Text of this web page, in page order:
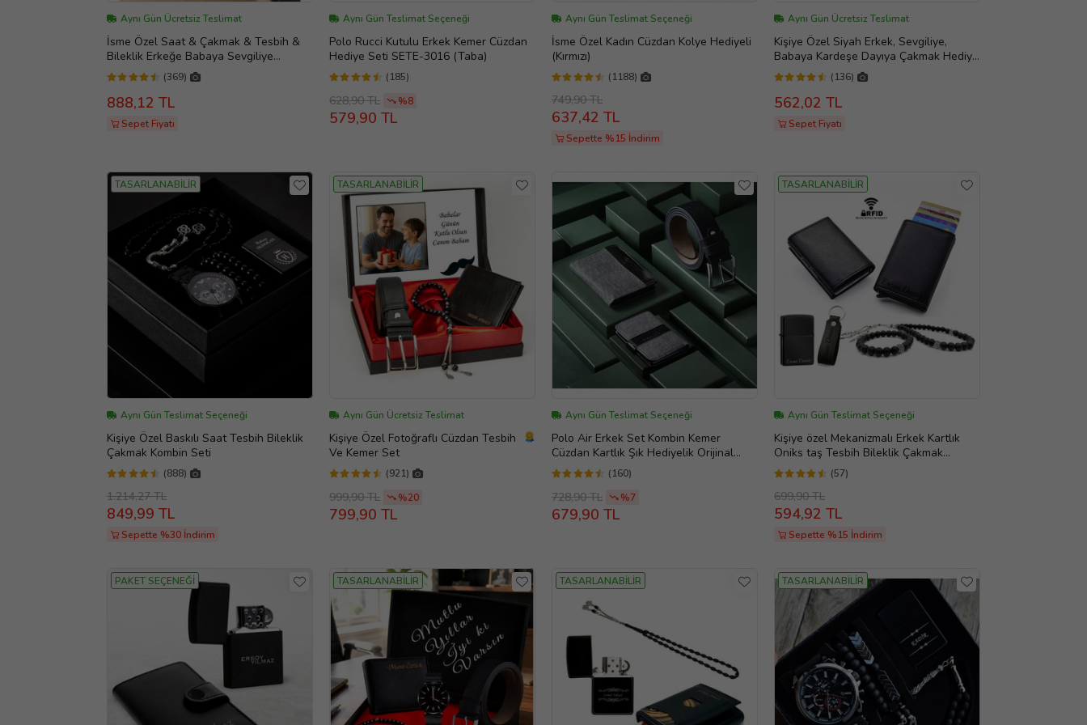
Aynı Gün Ücretsiz Teslimat
İsme Özel Saat & Çakmak & Tesbih &
Bileklik Erkeğe Babaya Sevgiliye
Öğretmene Hediye Seti (Siyah)
(369)
888,12 TL
Sepet Fiyatı
Aynı Gün Teslimat Seçeneği
Polo Rucci Kutulu Erkek Kemer Cüzdan
Hediye Seti SETE-3016 (Taba)
(185)
628,90 TL %8
579,90 TL
Aynı Gün Teslimat Seçeneği
İsme Özel Kadın Cüzdan Kolye Hediyeli
(Kırmızı)
(1188)
749,90 TL
637,42 TL
Sepette %15 İndirim
Aynı Gün Ücretsiz Teslimat
Kişiye Özel Siyah Erkek, Sevgiliye,
Babaya Kardeşe Dayıya Çakmak Hediye
Seti
(136)
562,02 TL
Sepet Fiyatı
TASARLANABİLİR
Aynı Gün Teslimat Seçeneği
Kişiye Özel Baskılı Saat Tesbih Bileklik
Çakmak Kombin Seti
(888)
1.214,27 TL
849,99 TL
Sepette %30 İndirim
TASARLANABİLİR
Aynı Gün Ücretsiz Teslimat
Kişiye Özel Fotoğraflı Cüzdan Tesbih
Ve Kemer Set
(921)
999,90 TL %20
799,90 TL
Aynı Gün Teslimat Seçeneği
Polo Air Erkek Set Kombin Kemer
Cüzdan Kartlık Şık Hediyelik Orijinal
Kutusunda M-10-Gx
(160)
728,90 TL %7
679,90 TL
TASARLANABİLİR
Aynı Gün Teslimat Seçeneği
Kişiye özel Mekanizmalı Erkek Kartlık
Oniks taş Tesbih Bileklik Çakmak
Anahtarlık (Siyah)
(57)
699,90 TL
594,92 TL
Sepette %15 İndirim
PAKET SEÇENEĞİ TASARLANABİLİR TASARLANABİLİR TASARLANABİLİR